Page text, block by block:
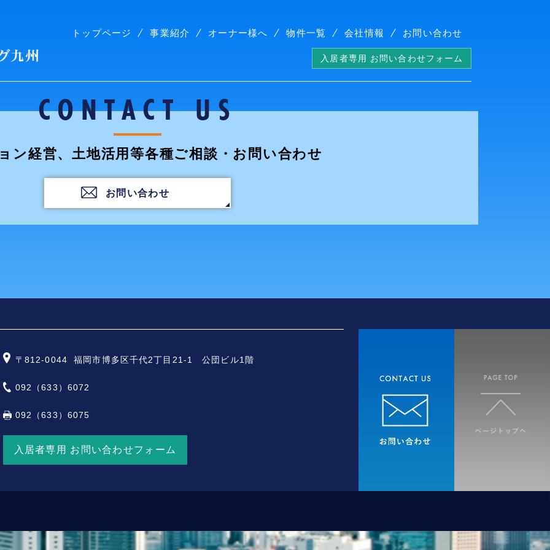
株式会社コープリビング九州
トップページ 事業紹介 オーナー様へ 物件一覧 会社情報 お問い合わせ
入居者専用 お問い合わせフォーム
CONTACT US
ン経営、土地活用等各種ご相談・お問い合わせ
お問い合わせ
〒812-0044 福岡市博多区千代2丁目21-1 公団ビル1階
092（633）6072
092（633）6075
入居者専用 お問い合わせフォーム